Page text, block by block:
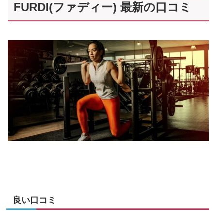
FURDI(ファディー) 最新の口コミ
良い口コミ